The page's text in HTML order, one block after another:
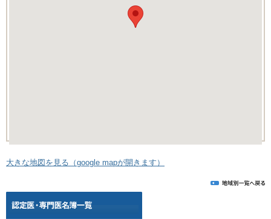
大きな地図を見る（google mapが開きます）